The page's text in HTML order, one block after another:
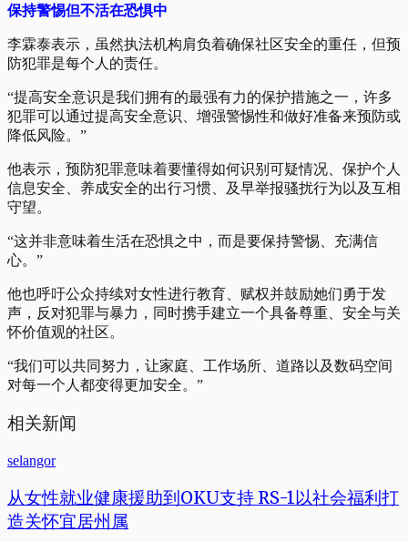
保持警惕但不活在恐惧中
李霖泰表示，虽然执法机构肩负着确保社区安全的重任，但预
防犯罪是每个人的责任。
“提高安全意识是我们拥有的最强有力的保护措施之一，许多
犯罪可以通过提高安全意识、增强警惕性和做好准备来预防或
降低风险。”
他表示，预防犯罪意味着要懂得如何识别可疑情况、保护个人
信息安全、养成安全的出行习惯、及早举报骚扰行为以及互相
守望。
“这并非意味着生活在恐惧之中，而是要保持警惕、充满信
心。”
他也呼吁公众持续对女性进行教育、赋权并鼓励她们勇于发
声，反对犯罪与暴力，同时携手建立一个具备尊重、安全与关
怀价值观的社区。
“我们可以共同努力，让家庭、工作场所、道路以及数码空间
对每一个人都变得更加安全。”
相关新闻
selangor
从女性就业健康援助到OKU支持 RS-1以社会福利打
造关怀宜居州属